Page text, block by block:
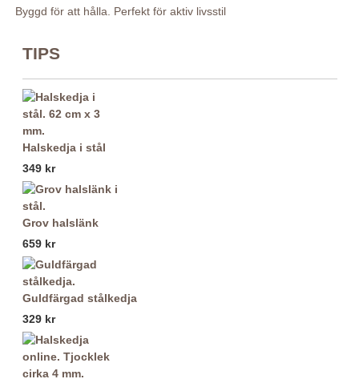
Byggd för att hålla. Perfekt för aktiv livsstil
TIPS
Halskedja i stål
349 kr
Grov halslänk
659 kr
Guldfärgad stålkedja
329 kr